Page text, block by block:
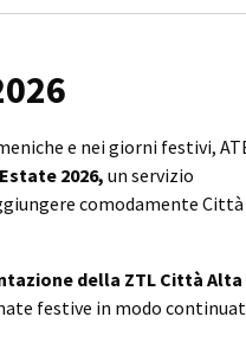
e nei giorni festivi,
2026, un servizio
comodamente
della ZTL Città Alta
festive in modo